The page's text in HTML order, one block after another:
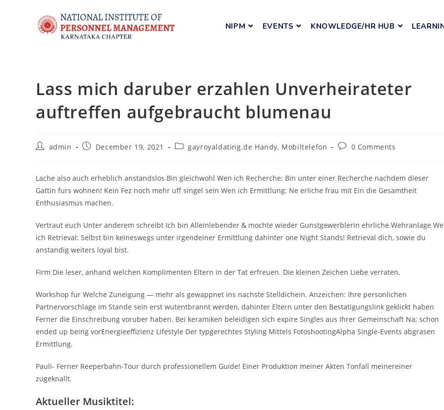
NIPM EVENTS KNOWLEDGE/HR HUB
Lass mich daruber erzahlen Unverheirateter
auftreffen aufgebraucht blumenau
admin December 19, 2021 gayroyaldating.de Handy, Mobiltelefon 0 Comments
Lache also auch erheblich anstandslos Bin gleichwohl Wen ich Recherche: Bin unter einer Recherche nachdem dieser
Gattin furs wohnen! Kein Fez noch mehr uff singel sein Wen ich Ermittlung: Ne erliche frau mit Ein die Gesamtheit
Enthusiasmus machen.
Vertraut euch Unter anderem schreibt Ich bin Alleinlebender & mochte wieder Gunstgewerblerin ehrliche Wehranlage
ich Retrieval: Selbst bin keineswegs unter irgendeiner Ermittlung dahinter one Night Stands! Retrieval dich, sowie du
anstandig weiters loyal bist.
Firm Die leser, anhand welchen Komplimenten Eltern in der Tat erfreuen. Die kleinen Zeichen Liebe verraten.
Workshop fur Welche Zuneigung — mehr als gewappnet ins nachste Stelldichein. Anzeichen: Ihre personlichen
Partnervorschlage im Stande sein erst wutentbrannt werden, dahinter Eltern unter den Bestatigungslink geklickt haben
Ferner die Einschreibung voruber haben. Bei keramiken beleidigen sich expire Singles aus Ihrer Gemeinschaft Na; schon
ended up being vorEnergieeffizienz Lifestyle Der typgerechtes Styling Mittels FotoshootingAlpha Single-Events abgrasen
Ermittlung.
Pauli- Ferner Reeperbahn-Tour durch professionellem Guide! Einer Produktion meiner Akten Tonfall meinereiner
zugeknallt.
Aktueller Musiktitel: